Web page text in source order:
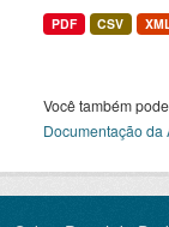
PDF CSV
Você também
Documentação da